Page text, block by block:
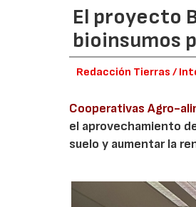
El proyecto
bioinsumos
Redacción Tierras /
Cooperativas Agro-
el aprovechamiento
suelo y aumentar la